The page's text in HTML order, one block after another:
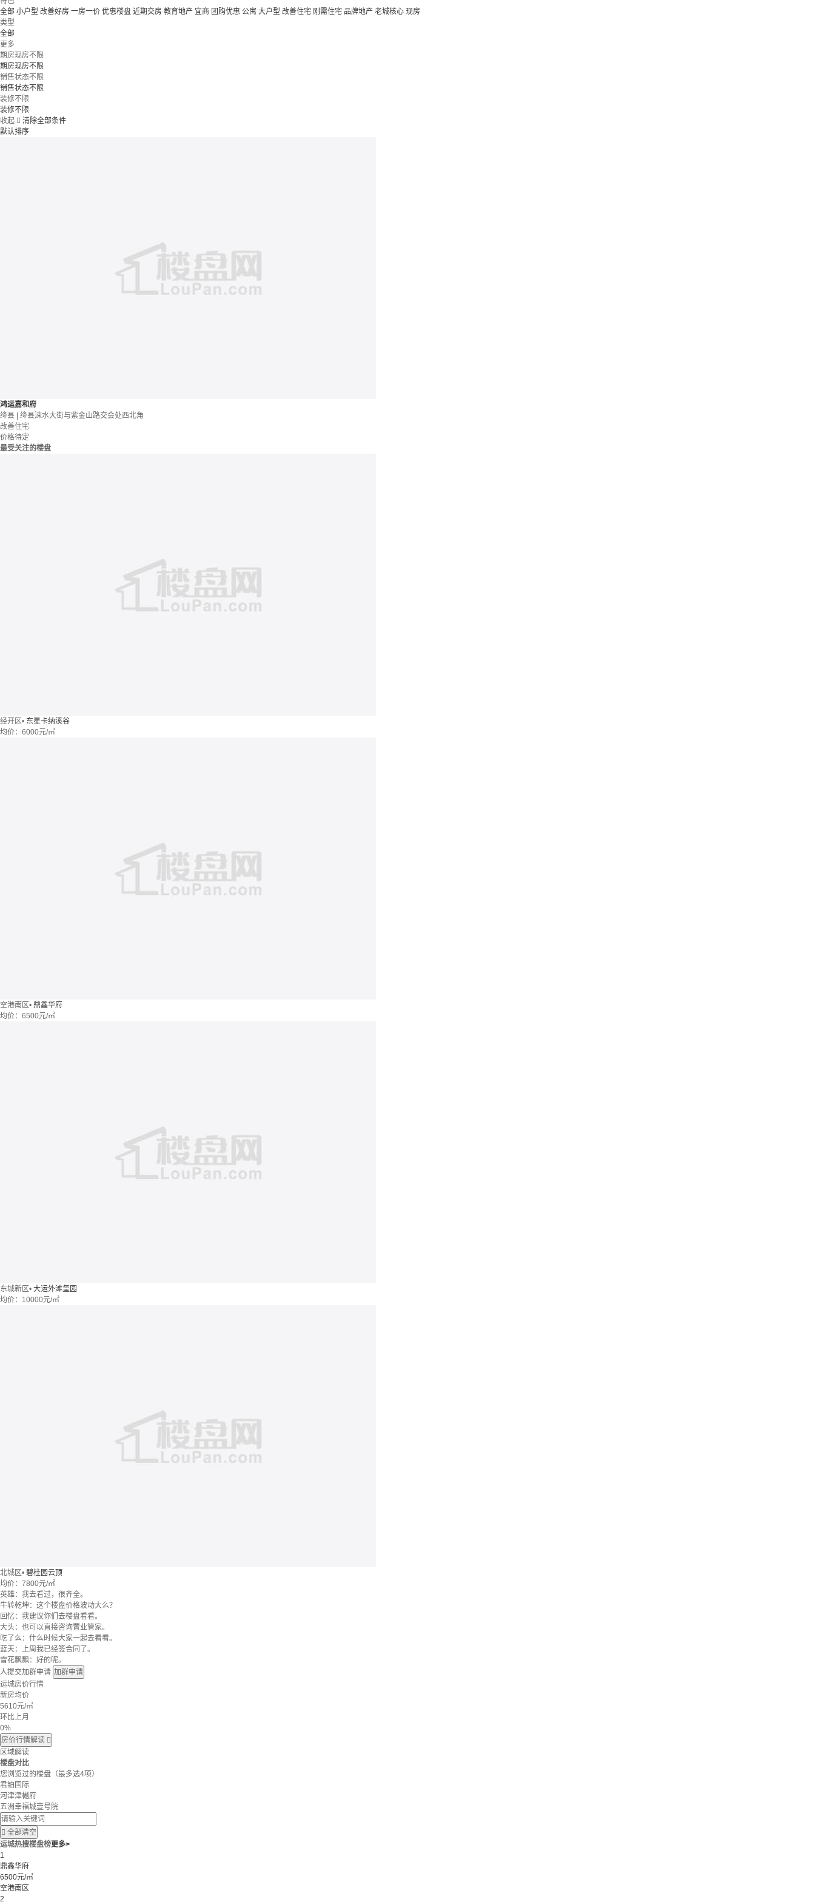
全部 小户型 改善好房 一房一价 优惠楼盘 近期交房 教育地产 宜商 团购优惠 公寓 大户型 改善住宅 刚需住宅 品牌地产 老城核心 现房
类型
全部
更多
期房现房不限
期房现房不限
销售状态不限
销售状态不限
装修不限
装修不限
收起  清除全部条件
默认排序
鸿运嘉和府
绛县 | 绛县涑水大街与紫金山路交会处西北角
改善住宅
价格待定
最受关注的楼盘
经开区• 东星卡纳溪谷
均价： 6000元/㎡
空港南区• 鼎鑫华府
均价： 6500元/㎡
东城新区• 大运外滩玺园
均价： 10000元/㎡
北城区• 碧桂园云顶
均价： 7800元/㎡
英雄：我去看过，很齐全。
牛转乾坤：这个楼盘价格波动大么？
回忆：我建议你们去楼盘看看。
大头：也可以直接咨询置业管家。
吃了么：什么时候大家一起去看看。
蓝天：上周我已经签合同了。
雪花飘飘：好的呢。
人提交加群申请 加群申请
运城房价行情
新房均价
5610元/㎡
环比上月
0%
房价行情解读 
区域解读
楼盘对比
您浏览过的楼盘 （最多选4项）
君铂国际
河津津樾府
五洲幸福城壹号院
 全部清空
运城热搜楼盘榜更多>
1
鼎鑫华府
6500元/㎡
空港南区
2